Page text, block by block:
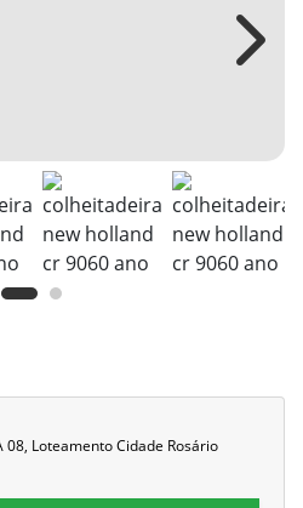
Next
08, Loteamento Cidade Rosário